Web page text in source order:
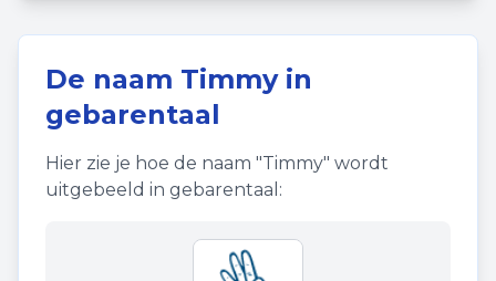
De naam Timmyin
gebarentaal
Hier zie je hoe de naam "Timmy" wordt
uitgebeeld in gebarentaal: